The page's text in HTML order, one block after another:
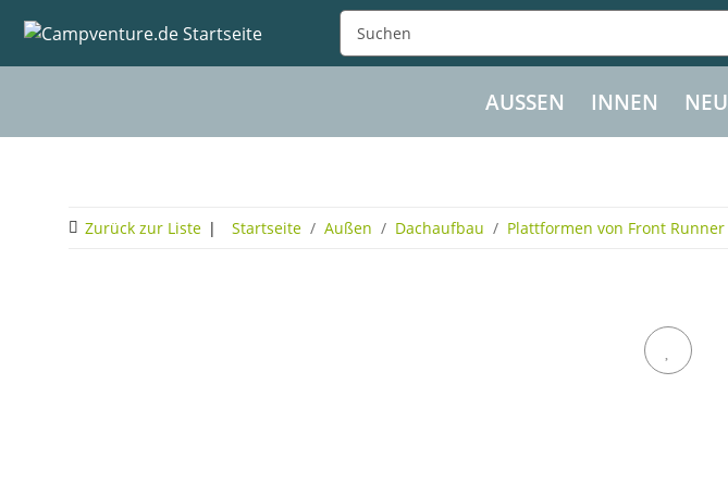
AUSSEN INNEN NEU
Zurück zur Liste Startseite Außen Dachaufbau Plattformen von Front Runner